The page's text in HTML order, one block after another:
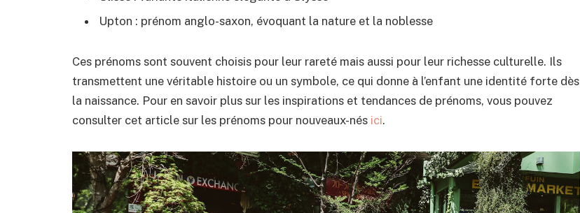
Upton : prénom anglo-saxon, évoquant la nature et la noblesse
Ces prénoms sont souvent choisis pour leur rareté mais aussi pour leur richesse culturelle. Ils
transmettent une véritable histoire ou un symbole, ce qui donne à l’enfant une identité forte dès
la naissance. Pour en savoir plus sur les inspirations et tendances de prénoms, vous pouvez
consulter cet article sur les prénoms pour nouveaux-nés ici.